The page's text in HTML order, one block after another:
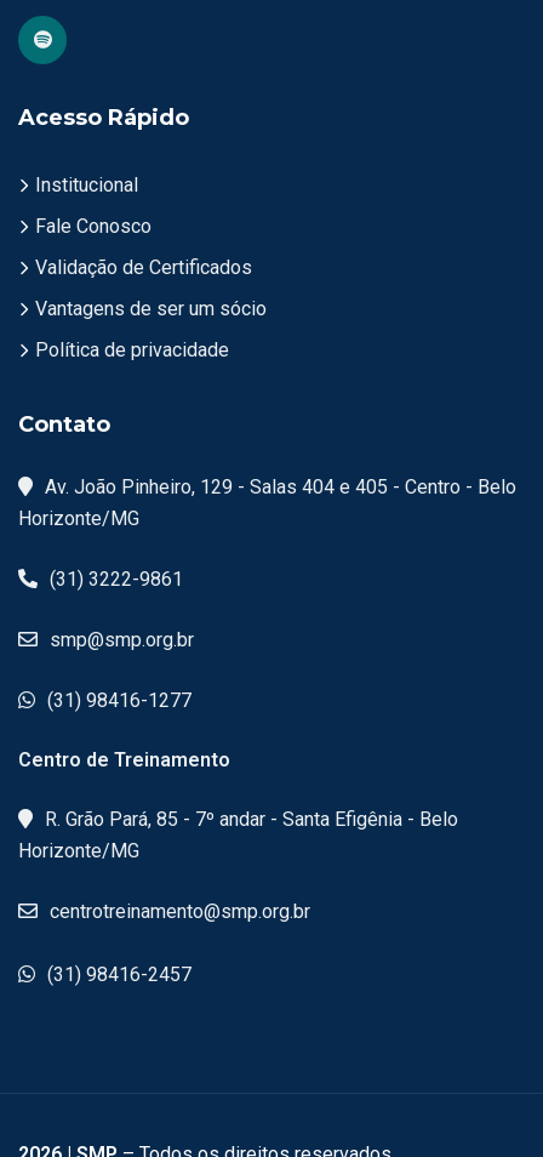
Acesso Rápido
Institucional
Fale Conosco
Validação de Certificados
Vantagens de ser um sócio
Política de privacidade
Contato
Av. João Pinheiro, 129 - Salas 404 e 405 - Centro - Belo
Horizonte/MG
(31) 3222-9861
smp@smp.org.br
(31) 98416-1277
Centro de Treinamento
R. Grão Pará, 85 - 7º andar - Santa Efigênia - Belo
Horizonte/MG
centrotreinamento@smp.org.br
(31) 98416-2457